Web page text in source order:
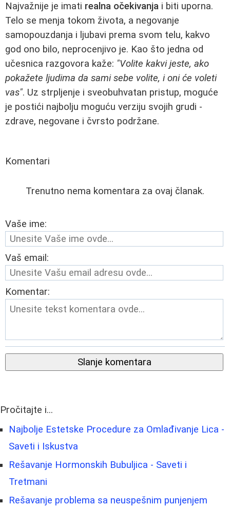
Najvažnije je imati realna očekivanja i biti uporna.
Telo se menja tokom života, a negovanje
samopouzdanja i ljubavi prema svom telu, kakvo
god ono bilo, neprocenjivo je. Kao što jedna od
učesnica razgovora kaže: "Volite kakvi jeste, ako
pokažete ljudima da sami sebe volite, i oni će voleti
vas". Uz strpljenje i sveobuhvatan pristup, moguće
je postići najbolju moguću verziju svojih grudi -
zdrave, negovane i čvrsto podržane.
Komentari
Trenutno nema komentara za ovaj članak.
Vaše ime:
Vaš email:
Komentar:
Slanje komentara
Pročitajte i...
Najbolje Estetske Procedure za Omlađivanje Lica -
Saveti i Iskustva
Rešavanje Hormonskih Bubuljica - Saveti i
Tretmani
Rešavanje problema sa neuspešnim punjenjem